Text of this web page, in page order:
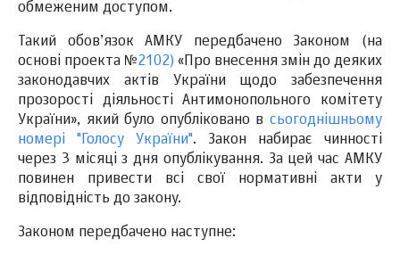
обмеженим доступом.
Такий обов’язок АМКУ передбачено Законом (на
основі проекта №2102) «Про внесення змін до деяких
законодавчих актів України щодо забезпечення
прозорості діяльності Антимонопольного комітету
України», який було опубліковано в сьогоднішньому
номері "Голосу України". Закон набирає чинності
через 3 місяці з дня опублікування. За цей час АМКУ
повинен привести всі свої нормативні акти у
відповідність до закону.
Законом передбачено наступне: